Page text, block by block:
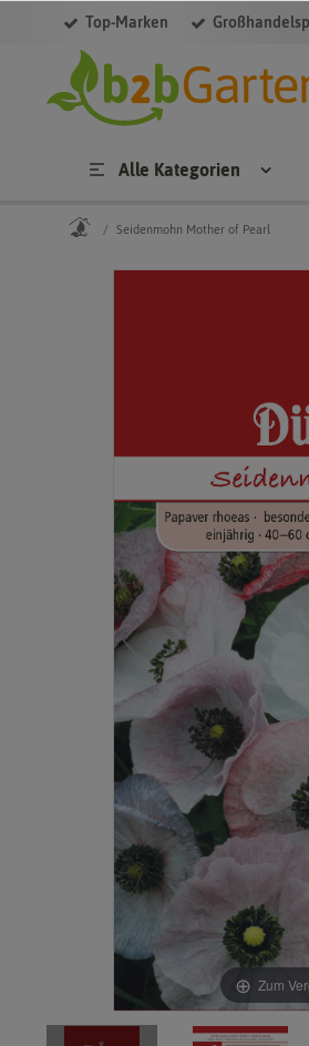
Top-Marken
Alle Kategorien
Seidenmohn Mother of Pearl
Zum